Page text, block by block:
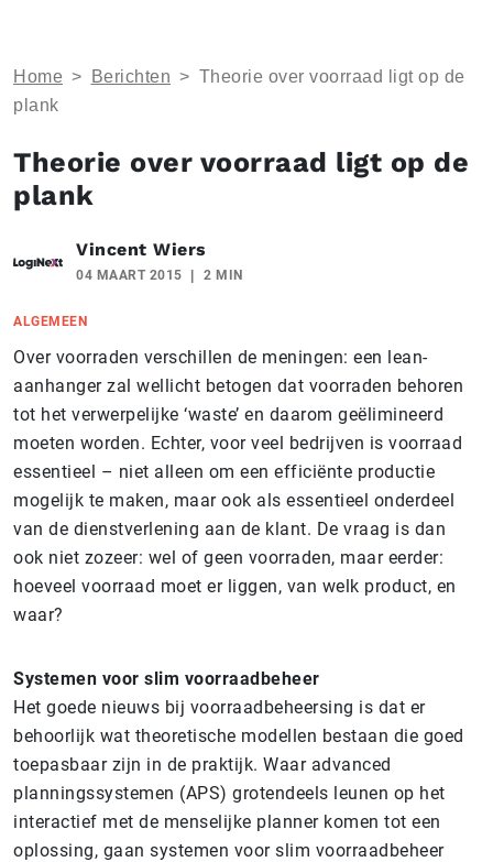
Home > Berichten > Theorie over voorraad ligt op de
plank
Theorie over voorraad ligt op de
plank
Vincent Wiers
04 MAART 2015 2 MIN
ALGEMEEN
Over voorraden verschillen de meningen: een lean-
aanhanger zal wellicht betogen dat voorraden behoren
tot het verwerpelijke ‘waste’ en daarom geëlimineerd
moeten worden. Echter, voor veel bedrijven is voorraad
essentieel – niet alleen om een efficiënte productie
mogelijk te maken, maar ook als essentieel onderdeel
van de dienstverlening aan de klant. De vraag is dan
ook niet zozeer: wel of geen voorraden, maar eerder:
hoeveel voorraad moet er liggen, van welk product, en
waar?
Systemen voor slim voorraadbeheer
Het goede nieuws bij voorraadbeheersing is dat er
behoorlijk wat theoretische modellen bestaan die goed
toepasbaar zijn in de praktijk. Waar advanced
planningssystemen (APS) grotendeels leunen op het
interactief met de menselijke planner komen tot een
oplossing, gaan systemen voor slim voorraadbeheer